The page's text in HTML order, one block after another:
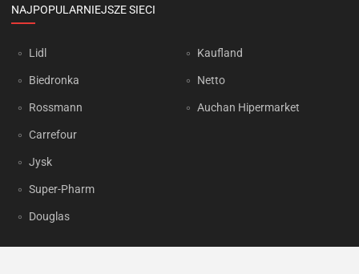
NAJPOPULARNIEJSZE SIECI
Lidl
Biedronka
Rossmann
Carrefour
Jysk
Super-Pharm
Douglas
Kaufland
Netto
Auchan Hipermarket